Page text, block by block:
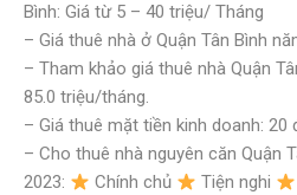
Bình: Giá từ 5 – 40 triệu/ Tháng
– Giá thuê nhà ở Quận Tân Bình
– Tham khảo giá thuê nhà Quận
85.0 triệu/tháng.
– Giá thuê mặt tiền kinh doanh: 20
– Cho thuê nhà nguyên căn Quận
2023:
Chính chủ Tiện nghi